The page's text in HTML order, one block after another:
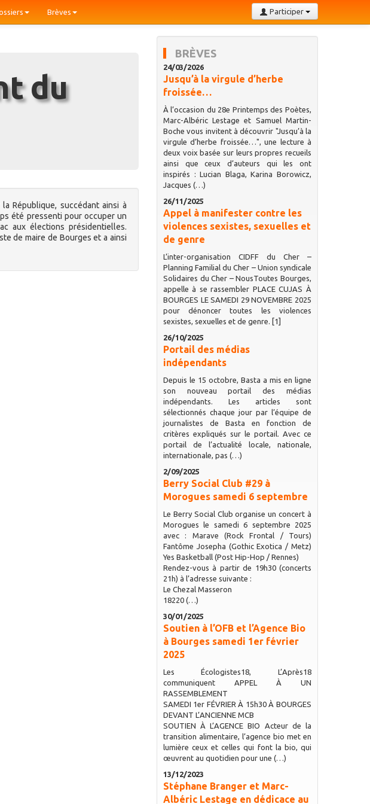
Participer
Brèves
République, succédant ainsi à
été pressenti pour occuper un
aux élections présidentielles.
de maire de Bourges et a ainsi
BRÈVES
24/03/2026
Jusqu’à la virgule d’herbe
froissée…
À l’occasion du 28e Printemps des Poètes,
Marc-Albéric Lestage et Samuel Martin-
Boche vous invitent à découvrir "Jusqu’à la
virgule d’herbe froissée…", une lecture à
deux voix basée sur leurs propres recueils
ainsi que ceux d’auteurs qui les ont
inspirés : Lucian Blaga, Karina Borowicz,
Jacques (…)
26/11/2025
Appel à manifester contre les
violences sexistes, sexuelles et
de genre
L’inter-organisation CIDFF du Cher –
Planning Familial du Cher – Union syndicale
Solidaires du Cher – NousToutes Bourges,
appelle à se rassembler PLACE CUJAS À
BOURGES LE SAMEDI 29 NOVEMBRE 2025
pour dénoncer toutes les violences
sexistes, sexuelles et de genre. [1]
26/10/2025
Portail des médias
indépendants
Depuis le 15 octobre, Basta a mis en ligne
son nouveau portail des médias
indépendants. Les articles sont
sélectionnés chaque jour par l’équipe de
journalistes de Basta en fonction de
critères expliqués sur le portail. Avec ce
portail de l’actualité locale, nationale,
internationale, pas (…)
2/09/2025
Berry Social Club #29 à
Morogues samedi 6 septembre
Le Berry Social Club organise un concert à
Morogues le samedi 6 septembre 2025
avec : Marave (Rock Frontal / Tours)
Fantôme Josepha (Gothic Exotica / Metz)
Yes Basketball (Post Hip-Hop / Rennes)
Rendez-vous à partir de 19h30 (concerts
21h) à l’adresse suivante :
Le Chezal Masseron
18220 (…)
30/01/2025
Soutien à l’OFB et l’Agence Bio
à Bourges samedi 1er février
2025
Les Écologistes18, L’Après18
communiquent APPEL À UN
RASSEMBLEMENT
SAMEDI 1er FÉVRIER À 15h30 À BOURGES
DEVANT L’ANCIENNE MCB
SOUTIEN À L’AGENCE BIO Acteur de la
transition alimentaire, l’agence bio met en
lumière ceux et celles qui font la bio, qui
œuvrent au quotidien pour une (…)
13/12/2023
Stéphane Branger et Marc-
Albéric Lestage en dédicace au